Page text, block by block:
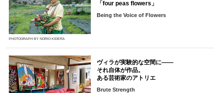
PHOTOGRAPH BY NORIO KIDERA
「four peas flowers」
Being the Voice of Flowers
ヴィラが実験的な空間に――
それ自体が作品。
ある芸術家のアトリエ
Brute Strength